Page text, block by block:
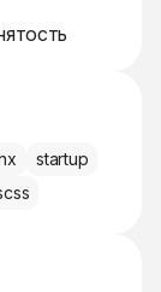
startup